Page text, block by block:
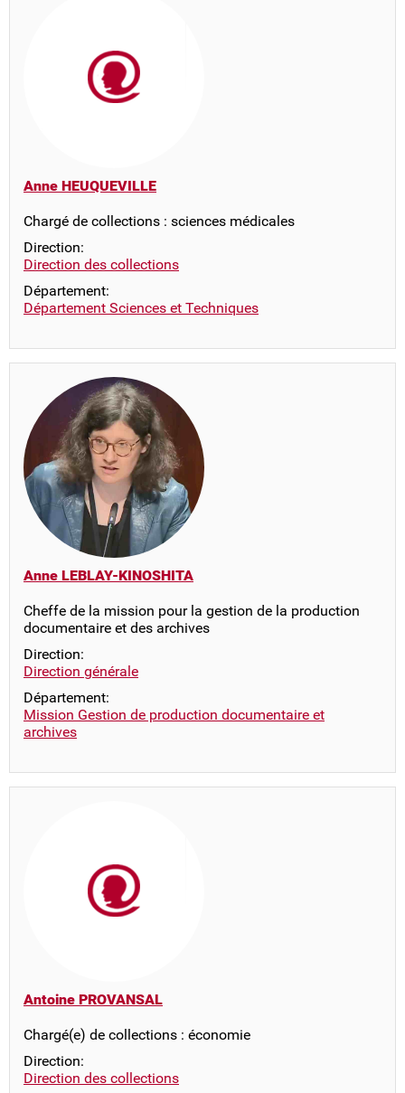
Anne HEUQUEVILLE
Chargé de collections : sciences médicales
Direction:
Direction des collections
Département:
Département Sciences et Techniques
Anne LEBLAY-KINOSHITA
Cheffe de la mission pour la gestion de la production
documentaire et des archives
Direction:
Direction générale
Département:
Mission Gestion de production documentaire et
archives
Antoine PROVANSAL
Chargé(e) de collections : économie
Direction:
Direction des collections